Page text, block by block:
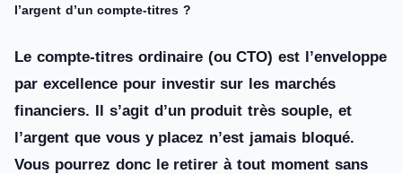
l’argent d’un compte-titres ?
Le compte-titres ordinaire (ou CTO) est l’enveloppe
par excellence pour investir sur les marchés
financiers. Il s’agit d’un produit très souple, et
l’argent que vous y placez n’est jamais bloqué.
Vous pourrez donc le retirer à tout moment sans